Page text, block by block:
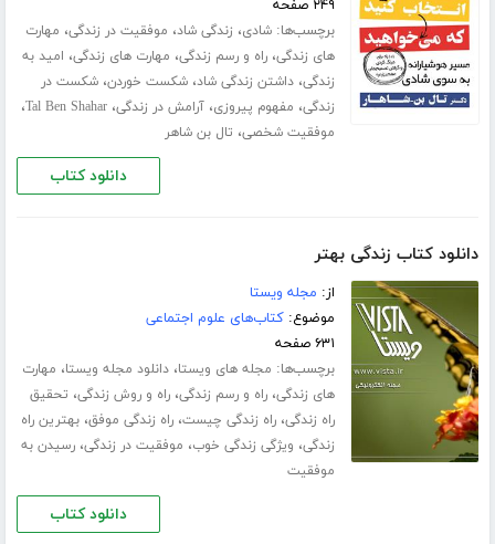
۲۴۹ صفحه
برچسب‌ها:شادی، زندگی شاد، موفقیت در زندگی، مهارت
های زندگی،راه و رسم زندگی، مهارت های زندگی، امید به
زندگی،داشتن زندگی شاد،شکست خوردن،شکست در
زندگی، مفهوم پیروزی،آرامش در زندگی،Tal Ben Shahar،
موفقیت شخصی، تال بن شاهر
دانلود کتاب
دانلود کتاب زندگی بهتر
از: مجله ویستا
موضوع:کتاب‌های علوم اجتماعی
۶۳۱ صفحه
برچسب‌ها: مجله های ویستا،دانلود مجله ویستا، مهارت
های زندگی،راه و رسم زندگی،راه و روش زندگی، تحقیق
راه زندگی،راه زندگی چیست،راه زندگی موفق،بهترین راه
زندگی، ویژگی زندگی خوب، موفقیت در زندگی،رسیدن به
موفقیت
دانلود کتاب